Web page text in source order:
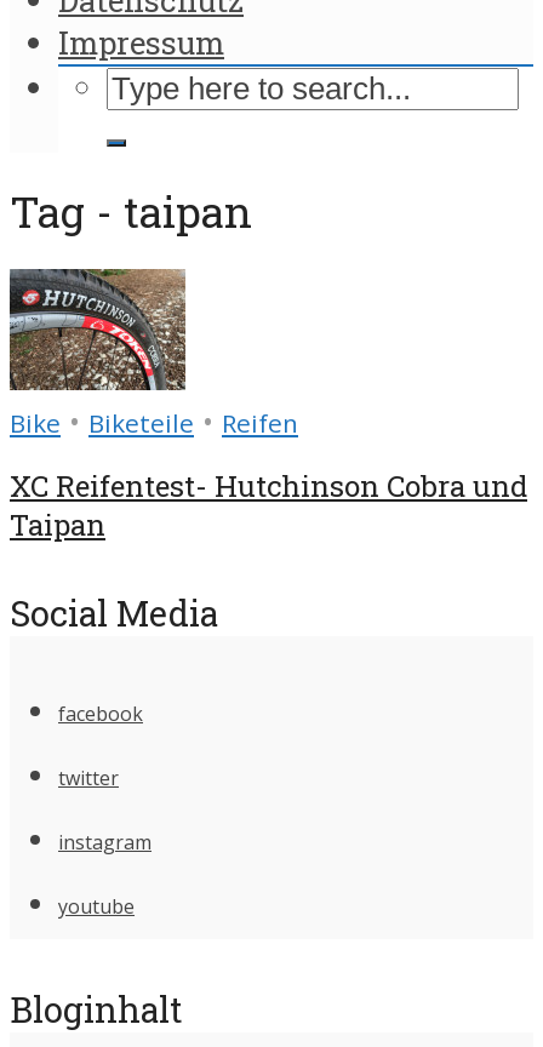
Impressum
Tag - taipan
Bike • Biketeile • Reifen
XC Reifentest- Hutchinson Cobra und
Taipan
Social Media
facebook
twitter
instagram
youtube
Bloginhalt